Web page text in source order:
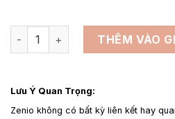
Dây da đồng hồ thay thế cho
THÊM VÀO
Lưu Ý Quan Trọng:
Zenio không có bất kỳ liên kết hay